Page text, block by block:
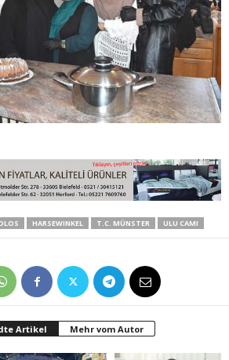
HARSEWINKEL T.C. MÜNSTER ULU CAMI
Artikel Mehr vom Autor